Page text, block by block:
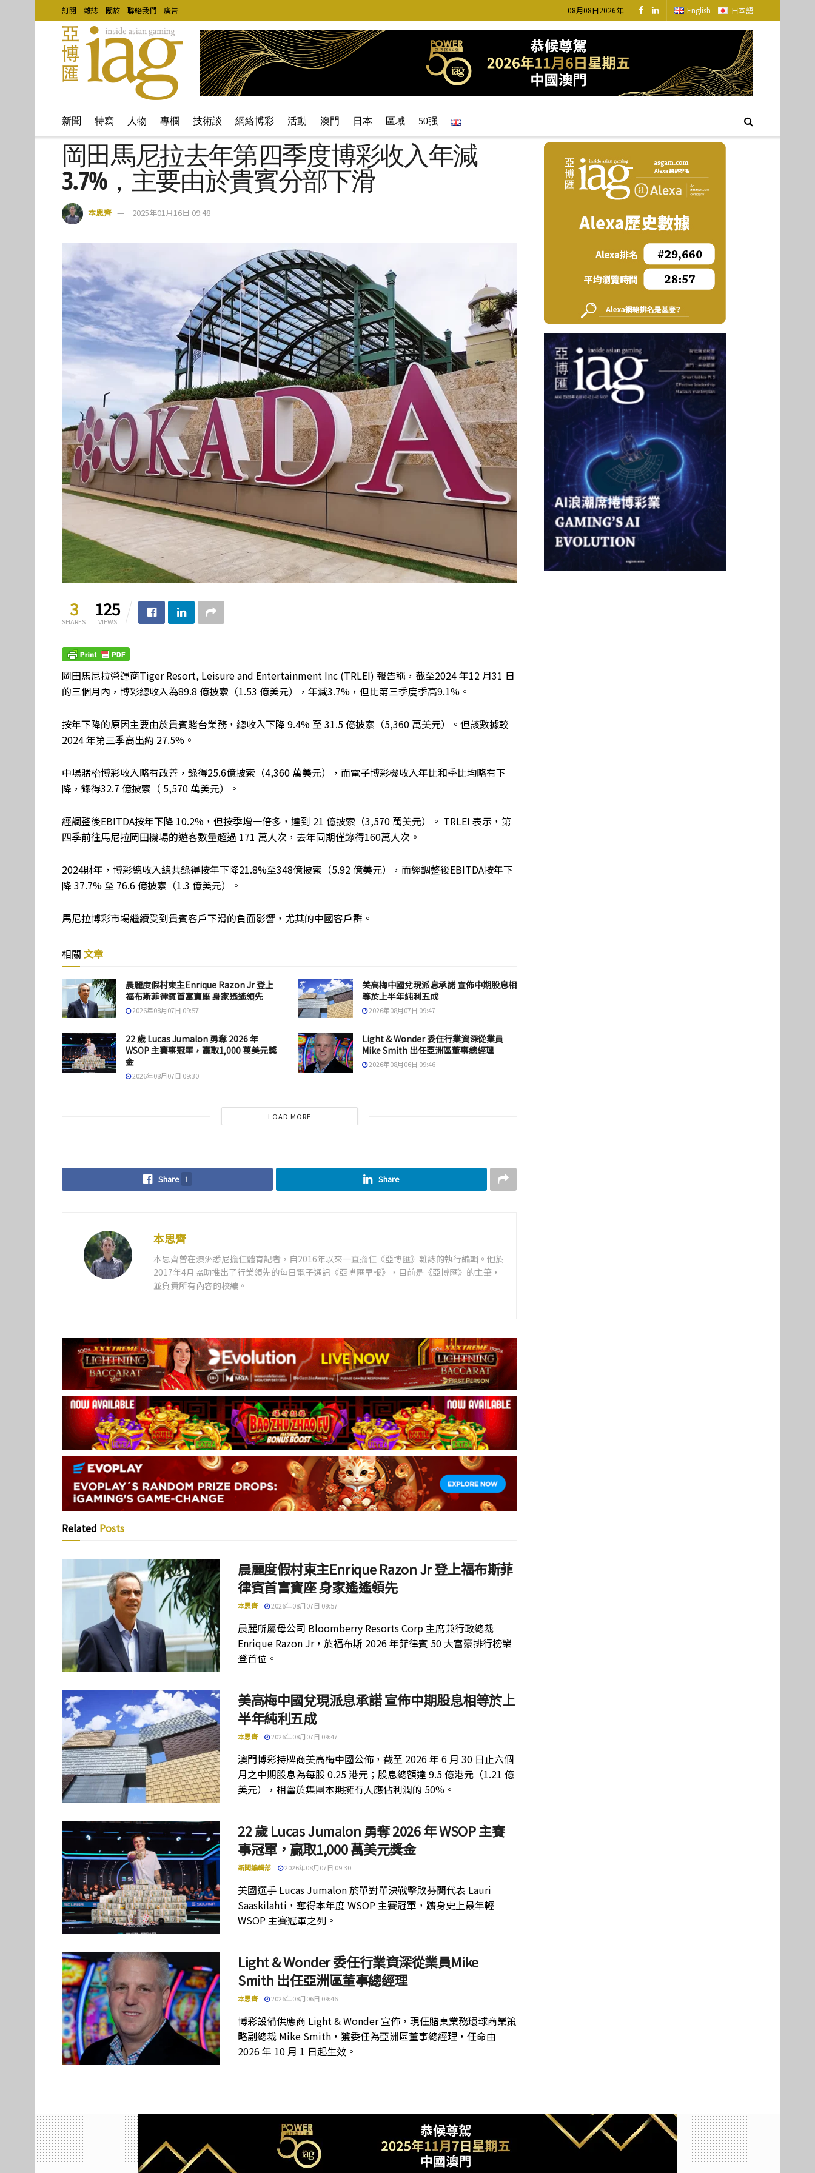
訂閱 雜誌 關於 聯絡我們 廣告 08月08日2026年 English 日本語
新聞 特寫 人物 專欄 技術談 網絡博彩 活動 澳門 日本 區域 50强
岡田馬尼拉去年第四季度博彩收入年減
3.7%，主要由於貴賓分部下滑
本思齊 2025年01月16日 09:48
3
SHARES
125
VIEWS
岡田馬尼拉營運商Tiger Resort, Leisure and Entertainment Inc (TRLEI) 報告稱，截至2024 年12 月31 日
的三個月內，博彩總收入為89.8 億披索（1.53 億美元），年減3.7%，但比第三季度季高9.1%。
按年下降的原因主要由於貴賓賭台業務，總收入下降 9.4% 至 31.5 億披索（5,360 萬美元）。但該數據較
2024 年第三季高出約 27.5%。
中場賭枱博彩收入略有改善，錄得25.6億披索（4,360 萬美元），而電子博彩機收入年比和季比均略有下
降，錄得32.7 億披索（ 5,570 萬美元）。
經調整後EBITDA按年下降 10.2%，但按季增一倍多，達到 21 億披索（3,570 萬美元）。 TRLEI 表示，第
四季前往馬尼拉岡田機場的遊客數量超過 171 萬人次，去年同期僅錄得160萬人次。
2024財年，博彩總收入總共錄得按年下降21.8%至348億披索（5.92 億美元），而經調整後EBITDA按年下
降 37.7% 至 76.6 億披索（1.3 億美元）。
馬尼拉博彩市場繼續受到貴賓客戶下滑的負面影響，尤其的中國客戶群。
相關 文章
晨麗度假村東主Enrique Razon Jr 登上
福布斯菲律賓首富寶座 身家遙遙領先
2026年08月07日 09:57
美高梅中國兌現派息承諾 宣佈中期股息相
等於上半年純利五成
2026年08月07日 09:47
22 歲 Lucas Jumalon 勇奪 2026 年
WSOP 主賽事冠軍，贏取1,000 萬美元獎
金
2026年08月07日 09:30
Light & Wonder 委任行業資深從業員
Mike Smith 出任亞洲區董事總經理
2026年08月06日 09:46
LOAD MORE
Share 1 Share
本思齊
本思齊曾在澳洲悉尼擔任體育記者，自2016年以來一直擔任《亞博匯》雜誌的執行編輯。他於
2017年4月協助推出了行業領先的每日電子通訊《亞博匯早報》，目前是《亞博匯》的主筆，
並負責所有內容的校編。
Related Posts
晨麗度假村東主Enrique Razon Jr 登上福布斯菲
律賓首富寶座 身家遙遙領先
本思齊 2026年08月07日 09:57
晨麗所屬母公司 Bloomberry Resorts Corp 主席兼行政總裁
Enrique Razon Jr，於福布斯 2026 年菲律賓 50 大富豪排行榜榮
登首位。
美高梅中國兌現派息承諾 宣佈中期股息相等於上
半年純利五成
本思齊 2026年08月07日 09:47
澳門博彩持牌商美高梅中國公佈，截至 2026 年 6 月 30 日止六個
月之中期股息為每股 0.25 港元；股息總額達 9.5 億港元（1.21 億
美元），相當於集團本期擁有人應佔利潤的 50%。
22 歲 Lucas Jumalon 勇奪 2026 年 WSOP 主賽
事冠軍，贏取1,000 萬美元獎金
新聞編輯部 2026年08月07日 09:30
美國選手 Lucas Jumalon 於單對單決戰擊敗芬蘭代表 Lauri
Saaskilahti，奪得本年度 WSOP 主賽冠軍，躋身史上最年輕
WSOP 主賽冠軍之列。
Light & Wonder 委任行業資深從業員Mike
Smith 出任亞洲區董事總經理
本思齊 2026年08月06日 09:46
博彩設備供應商 Light & Wonder 宣佈，現任賭桌業務環球商業策
略副總裁 Mike Smith，獲委任為亞洲區董事總經理，任命由
2026 年 10 月 1 日起生效。